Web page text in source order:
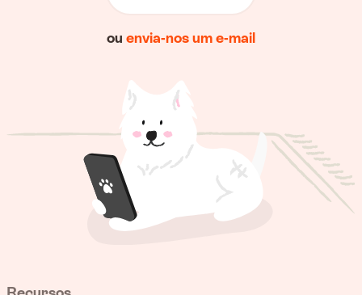
ou envia-nos um e-mail